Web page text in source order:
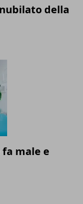
della
male e